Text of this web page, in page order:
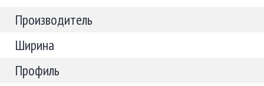
Производитель
Ширина
Профиль